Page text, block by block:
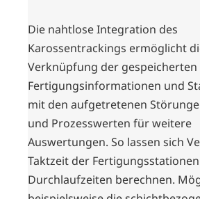
Die nahtlose Integration des
Karossentrackings ermöglicht
Verknüpfung der gespeicherten
Fertigungsinformationen und
mit den aufgetretenen
und Prozesswerten für weitere
Auswertungen. So lassen sich
Taktzeit der
Durchlaufzeiten berechnen.